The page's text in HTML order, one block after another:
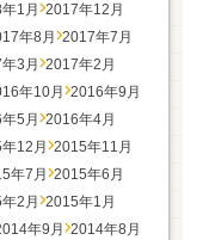
1月 2017年12月
年8月 2017年7月
3月 2017年2月
年10月 2016年9月
5月 2016年4月
12月 2015年11月
年7月 2015年6月
2月 2015年1月
年9月 2014年8月